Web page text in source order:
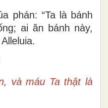
phán: “Ta là bánh
ai ăn bánh này,
và máu Ta thật là